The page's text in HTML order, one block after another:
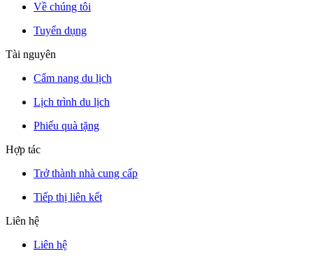
Về chúng tôi
Tuyển dụng
Tài nguyên
Cẩm nang du lịch
Lịch trình du lịch
Phiếu quà tặng
Hợp tác
Trở thành nhà cung cấp
Tiếp thị liên kết
Liên hệ
Liên hệ